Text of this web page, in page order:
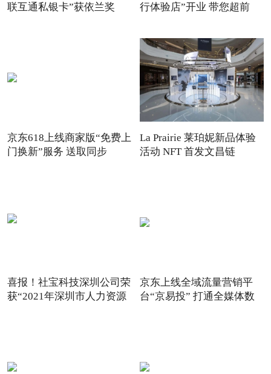
联互通私银卡”获依兰奖
行体验店”开业 带您超前
京东618上线商家版“免费上
门换新”服务 送取同步
La Prairie 莱珀妮新品体验
活动 NFT 首发文昌链
喜报！社宝科技深圳公司荣
获“2021年深圳市人力资源
京东上线全域流量营销平
台“京易投” 打通全媒体数